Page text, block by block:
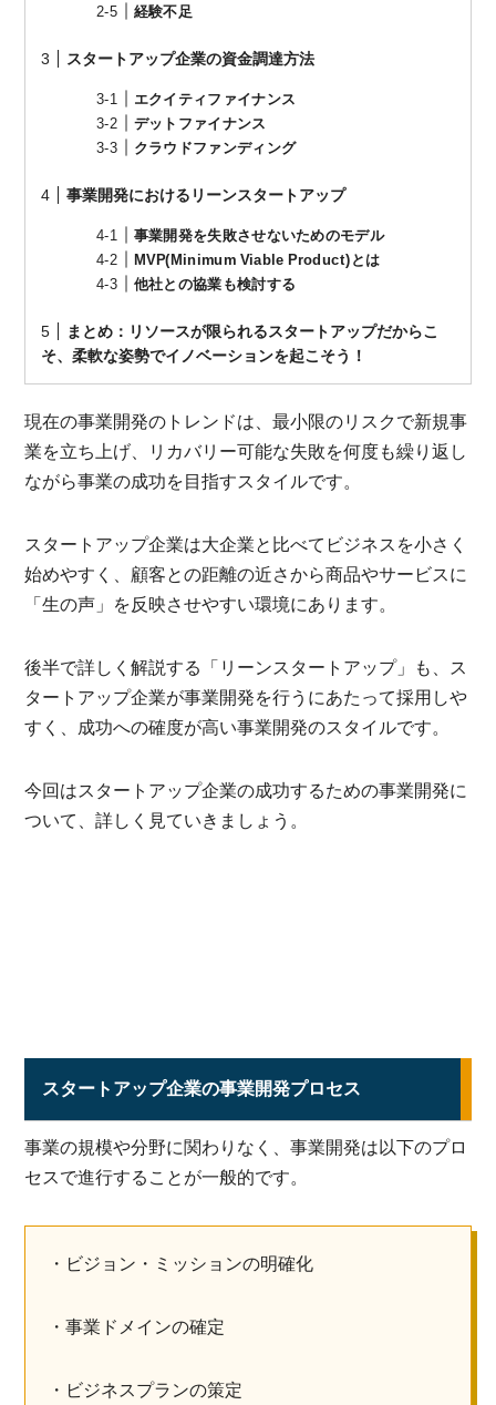
経験不足
スタートアップ企業の資金調達方法
エクイティファイナンス
デットファイナンス
クラウドファンディング
事業開発におけるリーンスタートアップ
事業開発を失敗させないためのモデル
MVP(Minimum Viable Product)とは
他社との協業も検討する
まとめ：リソースが限られるスタートアップだからこ
そ、柔軟な姿勢でイノベーションを起こそう！
現在の事業開発のトレンドは、最小限のリスクで新規事
業を立ち上げ、リカバリー可能な失敗を何度も繰り返し
ながら事業の成功を目指すスタイルです。
スタートアップ企業は大企業と比べてビジネスを小さく
始めやすく、顧客との距離の近さから商品やサービスに
「生の声」を反映させやすい環境にあります。
後半で詳しく解説する「リーンスタートアップ」も、ス
タートアップ企業が事業開発を行うにあたって採用しや
すく、成功への確度が高い事業開発のスタイルです。
今回はスタートアップ企業の成功するための事業開発に
ついて、詳しく見ていきましょう。
スタートアップ企業の事業開発プロセス
事業の規模や分野に関わりなく、事業開発は以下のプロ
セスで進行することが一般的です。
・ビジョン・ミッションの明確化
・事業ドメインの確定
・ビジネスプランの策定